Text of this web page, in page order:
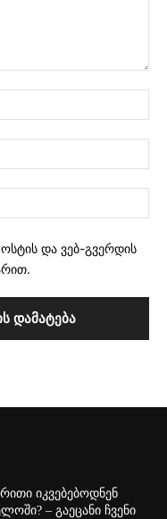
და ვებ-გვერდის
იკვებებოდნენ
– გაეცანი ჩვენი